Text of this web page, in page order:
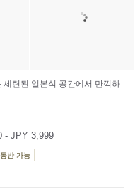
세련된 일본식 공간에서 만끽하
- JPY 3,999
반 가능